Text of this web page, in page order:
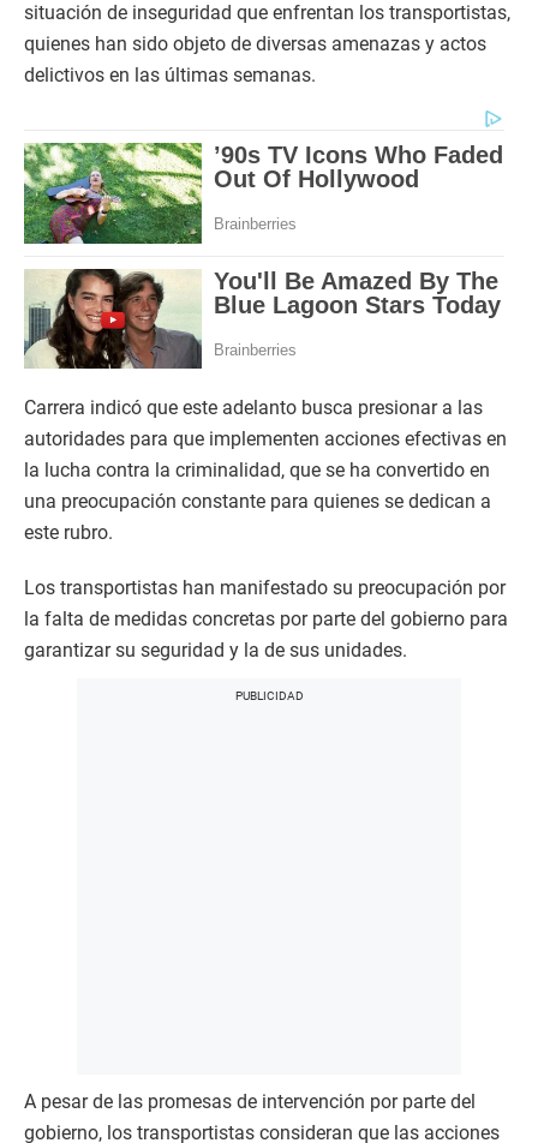
situación de inseguridad que enfrentan los transportistas,
quienes han sido objeto de diversas amenazas y actos
delictivos en las últimas semanas.
Carrera indicó que este adelanto busca presionar a las
autoridades para que implementen acciones efectivas en
la lucha contra la criminalidad, que se ha convertido en
una preocupación constante para quienes se dedican a
este rubro.
Los transportistas han manifestado su preocupación por
la falta de medidas concretas por parte del gobierno para
garantizar su seguridad y la de sus unidades.
A pesar de las promesas de intervención por parte del
gobierno, los transportistas consideran que las acciones